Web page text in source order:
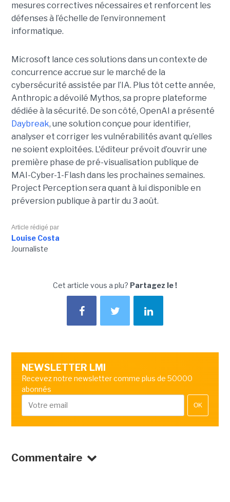
mesures correctives nécessaires et renforcent les
défenses à l’échelle de l’environnement
informatique.
Microsoft lance ces solutions dans un contexte de
concurrence accrue sur le marché de la
cybersécurité assistée par l’IA. Plus tôt cette année,
Anthropic a dévoilé Mythos, sa propre plateforme
dédiée à la sécurité. De son côté, OpenAI a présenté
Daybreak, une solution conçue pour identifier,
analyser et corriger les vulnérabilités avant qu’elles
ne soient exploitées. L'éditeur prévoit d’ouvrir une
première phase de pré-visualisation publique de
MAI-Cyber-1-Flash dans les prochaines semaines.
Project Perception sera quant à lui disponible en
préversion publique à partir du 3 août.
Article rédigé par
Louise Costa
Journaliste
Cet article vous a plu? Partagez le !
NEWSLETTER LMI
Recevez notre newsletter comme plus de 50000
abonnés
OK
Commentaire